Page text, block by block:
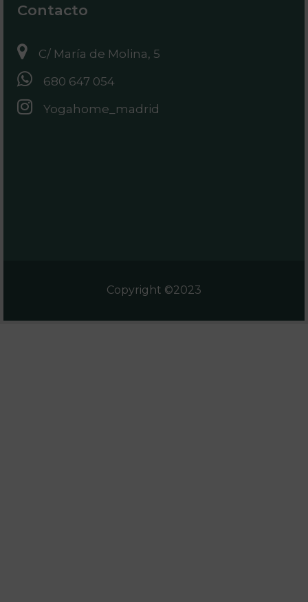
Contacto
C/ María de Molina, 5
680 647 054
Yogahome_madrid
Copyright ©2023